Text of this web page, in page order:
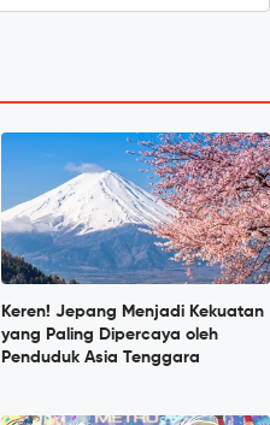
Keren! Jepang Menjadi Kekuatan
yang Paling Dipercaya oleh
Penduduk Asia Tenggara